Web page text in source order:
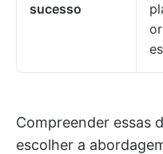
sucesso
Compreender essas
escolher a